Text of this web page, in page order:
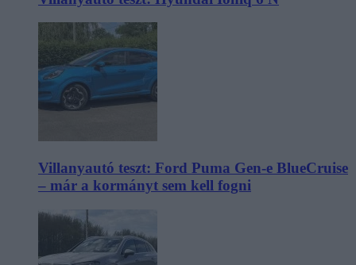
Villanyautó teszt: Ford Puma Gen-e BlueCruise
– már a kormányt sem kell fogni